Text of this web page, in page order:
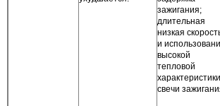
зажигания;
длительная
низкая
и
высокой
тепловой
характеристики
свечи